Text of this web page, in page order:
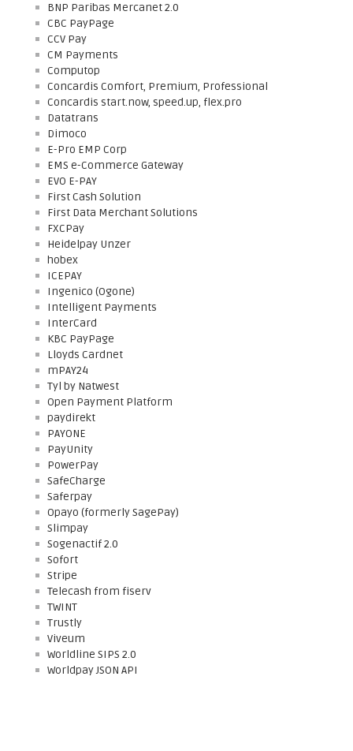
BNP Paribas Mercanet 2.0
CBC PayPage
CCV Pay
CM Payments
Computop
Concardis Comfort, Premium, Professional
Concardis start.now, speed.up, flex.pro
Datatrans
Dimoco
E-Pro EMP Corp
EMS e-Commerce Gateway
EVO E-PAY
First Cash Solution
First Data Merchant Solutions
FXCPay
Heidelpay Unzer
hobex
ICEPAY
Ingenico (Ogone)
Intelligent Payments
InterCard
KBC PayPage
Lloyds Cardnet
mPAY24
Tyl by Natwest
Open Payment Platform
paydirekt
PAYONE
PayUnity
PowerPay
SafeCharge
Saferpay
Opayo (formerly SagePay)
Slimpay
Sogenactif 2.0
Sofort
Stripe
Telecash from fiserv
TWINT
Trustly
Viveum
Worldline SIPS 2.0
Worldpay JSON API